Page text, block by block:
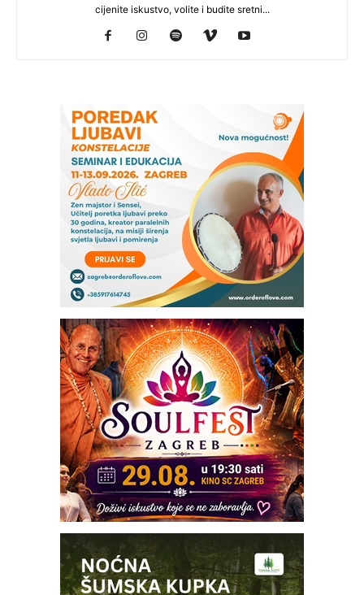
cijenite iskustvo, volite i budite sretni...